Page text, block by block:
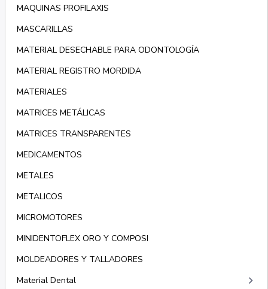
MAQUINAS PROFILAXIS
MASCARILLAS
MATERIAL DESECHABLE PARA ODONTOLOGÍA
MATERIAL REGISTRO MORDIDA
MATERIALES
MATRICES METÁLICAS
MATRICES TRANSPARENTES
MEDICAMENTOS
METALES
METALICOS
MICROMOTORES
MINIDENTOFLEX ORO Y COMPOSI
MOLDEADORES Y TALLADORES
Material Dental
keyboard_arrow_right